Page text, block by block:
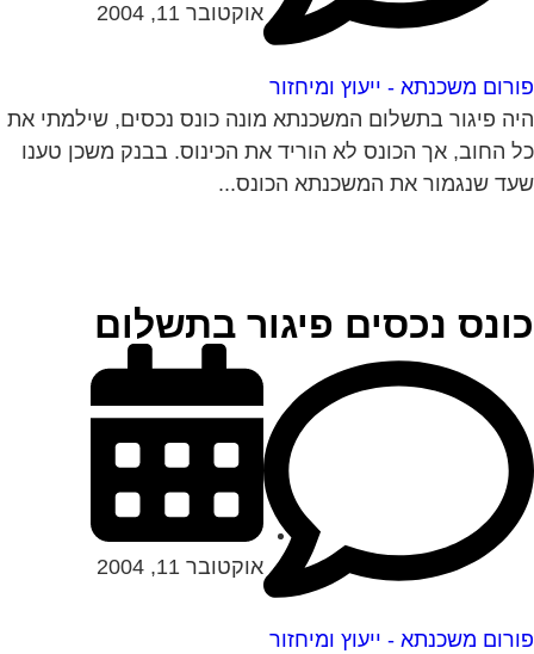
משכנתא - ייעוץ ומיחזור
אוקטובר 11, 2004
פיגור בתשלום המשכנתא מונה כונס נכסים, שילמתי את
החוב, אך הכונס לא הוריד את הכינוס. בבנק משכן טענו
שנגמור את המשכנתא הכונס...
נכסים פיגור בתשלום
משכנתא - ייעוץ ומיחזור
אוקטובר 11, 2004